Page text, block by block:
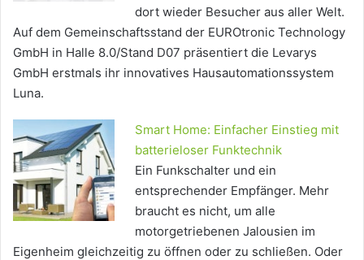
dort wieder Besucher aus aller Welt.
Auf dem Gemeinschaftsstand der EUROtronic Technology
GmbH in Halle 8.0/Stand D07 präsentiert die Levarys
GmbH erstmals ihr innovatives Hausautomationssystem
Luna.
Smart Home: Einfacher Einstieg mit
batterieloser Funktechnik
Ein Funkschalter und ein
entsprechender Empfänger. Mehr
braucht es nicht, um alle
motorgetriebenen Jalousien im
Eigenheim gleichzeitig zu öffnen oder zu schließen. Oder